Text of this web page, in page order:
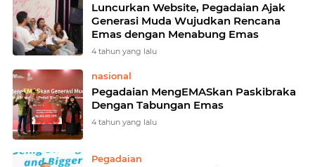
Luncurkan Website, Pegadaian Ajak
Generasi Muda Wujudkan Rencana
Emas dengan Menabung Emas
4 tahun yang lalu
nasional
Pegadaian MengEMASkan Paskibraka
Dengan Tabungan Emas
4 tahun yang lalu
Pegadaian